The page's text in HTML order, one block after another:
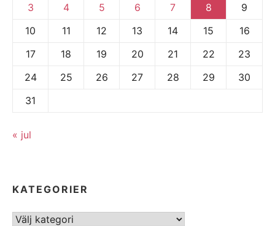
3
4 5 6 7 8
9
10
11 12 13 14 15
16
17
18 19 20 21 22
23
24
25 26 27 28 29
30
31
« jul
KATEGORIER
Kategorier